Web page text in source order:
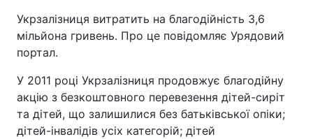
Укрзалізниця витратить на благодійність 3,6
мільйона гривень. Про це повідомляє Урядовий
портал.
У 2011 році Укрзалізниця продовжує благодійну
акцію з безкоштовного перевезення дітей-сиріт
та дітей, що залишилися без батьківської опіки;
дітей-інвалідів усіх категорій; дітей